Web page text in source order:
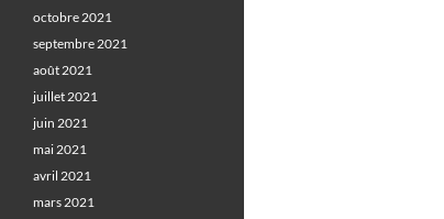
octobre 2021
septembre 2021
août 2021
juillet 2021
juin 2021
mai 2021
avril 2021
mars 2021